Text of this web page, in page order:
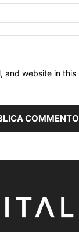
and website in